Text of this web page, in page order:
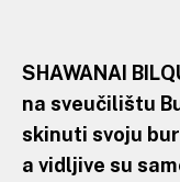
SHAWANAI
na sveučilištu
skinuti svoju
a vidljive su